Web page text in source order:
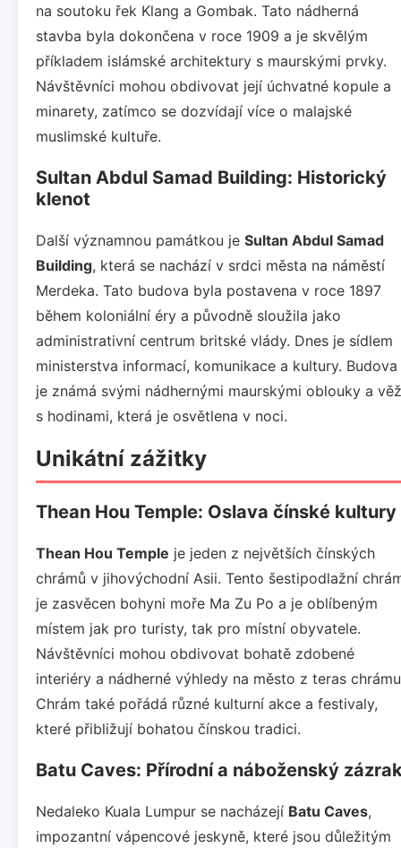
na soutoku řek Klang a Gombak. Tato nádherná
stavba byla dokončena v roce 1909 a je skvělým
příkladem islámské architektury s maurskými prvky.
Návštěvníci mohou obdivovat její úchvatné kopule a
minarety, zatímco se dozvídají více o malajské
muslimské kultuře.
Sultan Abdul Samad Building: Historický
klenot
Další významnou památkou je Sultan Abdul Samad
Building, která se nachází v srdci města na náměstí
Merdeka. Tato budova byla postavena v roce 1897
během koloniální éry a původně sloužila jako
administrativní centrum britské vlády. Dnes je sídlem
ministerstva informací, komunikace a kultury. Budova
je známá svými nádhernými maurskými oblouky a
s hodinami, která je osvětlena v noci.
Unikátní zážitky
Thean Hou Temple: Oslava čínské kultury
Thean Hou Temple je jeden z největších čínských
chrámů v jihovýchodní Asii. Tento šestipodlažní
je zasvěcen bohyni moře Ma Zu Po a je oblíbeným
místem jak pro turisty, tak pro místní obyvatele.
Návštěvníci mohou obdivovat bohatě zdobené
interiéry a nádherné výhledy na město z teras
Chrám také pořádá různé kulturní akce a festivaly,
které přibližují bohatou čínskou tradici.
Batu Caves: Přírodní a náboženský
Nedaleko Kuala Lumpur se nacházejí Batu Caves,
impozantní vápencové jeskyně, které jsou důležitým